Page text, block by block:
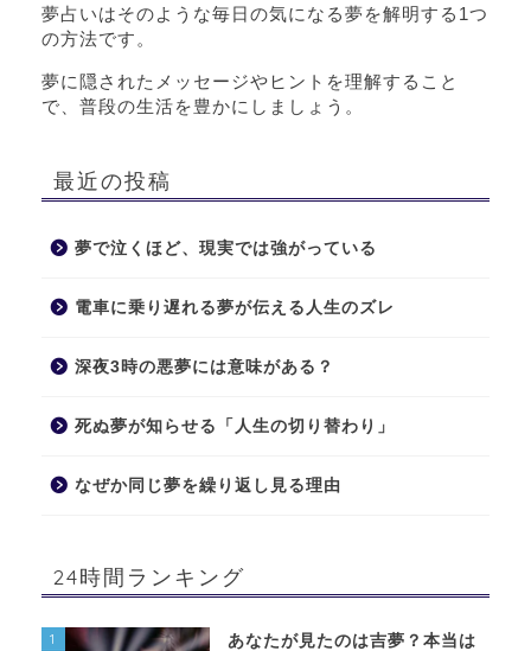
夢占いはそのような毎日の気になる夢を解明する1つ
の方法です。
夢に隠されたメッセージやヒントを理解すること
で、普段の生活を豊かにしましょう。
最近の投稿
夢で泣くほど、現実では強がっている
電車に乗り遅れる夢が伝える人生のズレ
深夜3時の悪夢には意味がある？
死ぬ夢が知らせる「人生の切り替わり」
なぜか同じ夢を繰り返し見る理由
24時間ランキング
1
あなたが見たのは吉夢？本当は